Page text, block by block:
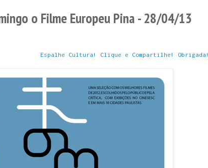
o Filme Europeu Pina - 28/04/13
Espalhe Cultura! Clique e Compartilhe! Obrigada!